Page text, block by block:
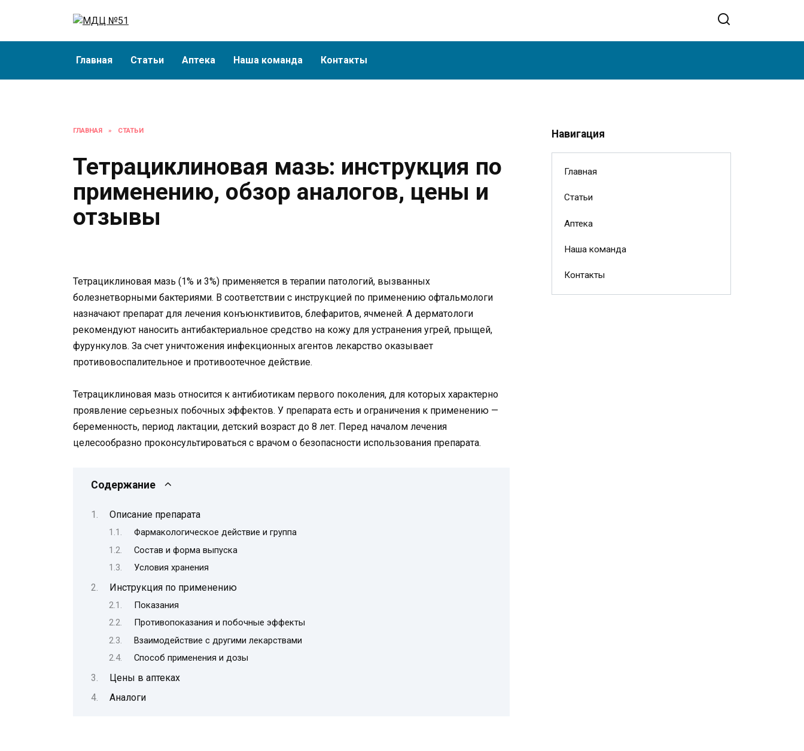
Главная Статьи Аптека Наша команда Контакты
ГЛАВНАЯ » СТАТЬИ
Тетрациклиновая мазь: инструкция по
применению, обзор аналогов, цены и
отзывы
Тетрациклиновая мазь (1% и 3%) применяется в терапии патологий, вызванных
болезнетворными бактериями. В соответствии с инструкцией по применению офтальмологи
назначают препарат для лечения конъюнктивитов, блефаритов, ячменей. А дерматологи
рекомендуют наносить антибактериальное средство на кожу для устранения угрей, прыщей,
фурункулов. За счет уничтожения инфекционных агентов лекарство оказывает
противовоспалительное и противоотечное действие.
Тетрациклиновая мазь относится к антибиотикам первого поколения, для которых характерно
проявление серьезных побочных эффектов. У препарата есть и ограничения к применению —
беременность, период лактации, детский возраст до 8 лет. Перед началом лечения
целесообразно проконсультироваться с врачом о безопасности использования препарата.
Содержание
Описание препарата
Фармакологическое действие и группа
Состав и форма выпуска
Условия хранения
Инструкция по применению
Показания
Противопоказания и побочные эффекты
Взаимодействие с другими лекарствами
Способ применения и дозы
Цены в аптеках
Аналоги
Навигация
Главная
Статьи
Аптека
Наша команда
Контакты